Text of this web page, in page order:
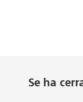
Se ha